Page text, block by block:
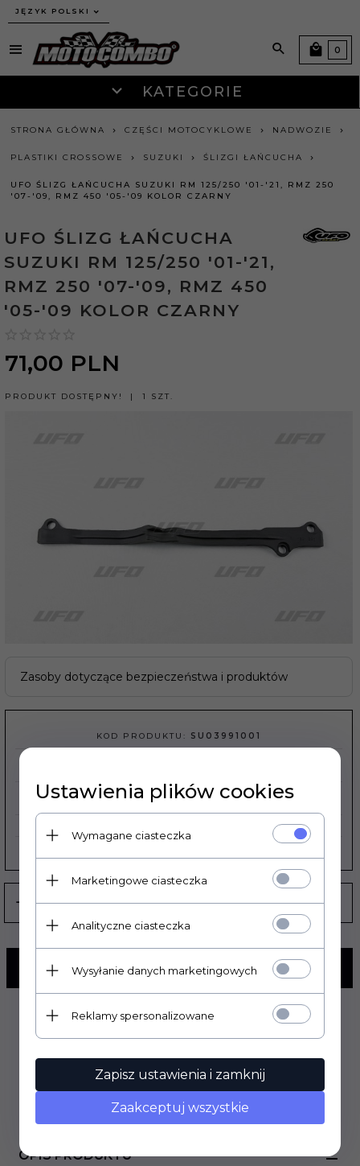
JĘZYK POLSKI
KATEGORIE
0
STRONA GŁÓWNA CZĘŚCI MOTOCYKLOWE NADWOZIE
PLASTIKI CROSSOWE SUZUKI ŚLIZGI ŁAŃCUCHA
UFO ŚLIZG ŁAŃCUCHA SUZUKI RM 125/250 '01-'21, RMZ 250
'07-'09, RMZ 450 '05-'09 KOLOR CZARNY
UFO ŚLIZG ŁAŃCUCHA
SUZUKI RM 125/250 '01-'21,
RMZ 250 '07-'09, RMZ 450
'05-'09 KOLOR CZARNY
71,00 PLN
PRODUKT DOSTĘPNY! 1 SZT.
Zasoby dotyczące bezpieczeństwa i produktów
KOD PRODUKTU: SU03991001
EAN: 8052135082576
KUP TERAZ!
OPIS PRODUKTU
Ustawienia plików cookies
Wymagane ciasteczka
Marketingowe ciasteczka
Analityczne ciasteczka
Wysyłanie danych marketingowych
Reklamy spersonalizowane
Zapisz ustawienia i zamknij
Zaakceptuj wszystkie